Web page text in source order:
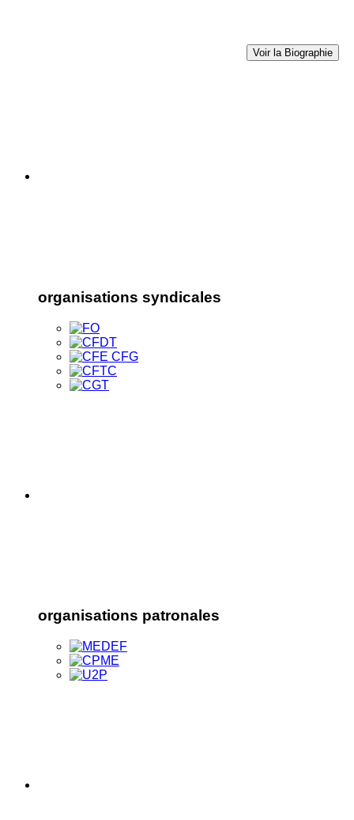
Voir la Biographie
organisations syndicales
organisations patronales